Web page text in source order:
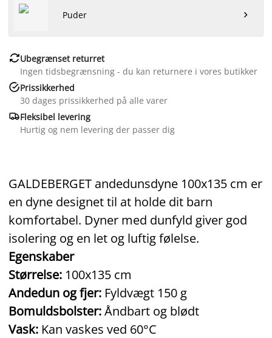
Puder 
Ubegrænset returret
Ingen tidsbegrænsning - du kan returnere i vores butikker
Prissikkerhed
30 dages prissikkerhed på alle varer
Fleksibel levering
Hurtig og nem levering der passer dig
GALDEBERGET andedunsdyne 100x135 cm er
en dyne designet til at holde dit barn
komfortabel. Dyner med dunfyld giver god
isolering og en let og luftig følelse.
Egenskaber
Størrelse: 100x135 cm
Andedun og fjer: Fyldvægt 150 g
Bomuldsbolster:Åndbart og blødt
Vask: Kan vaskes ved 60°C